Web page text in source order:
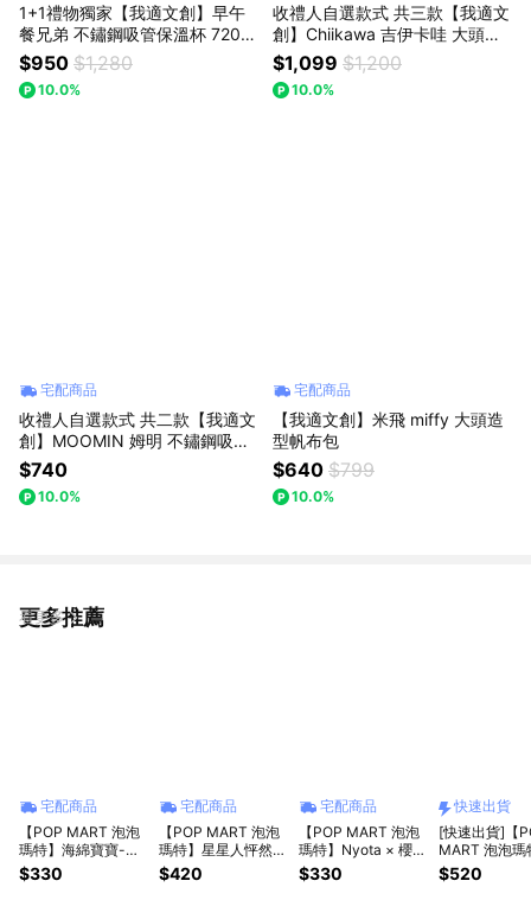
1+1禮物獨家【我適文創】早午
餐兄弟 不鏽鋼吸管保溫杯 720ml
+ 兩用飲料提袋
$950 $1,280
10.0%
收禮人自選款式 共三款【我適文
創】Chiikawa 吉伊卡哇 大頭寵
物床
$1,099 $1,200
10.0%
宅配商品
收禮人自選款式 共二款【我適文
創】MOOMIN 姆明 不鏽鋼吸管
杯
$740
10.0%
宅配商品
【我適文創】米飛 miffy 大頭造
型帆布包
$640 $799
10.0%
更多推薦
看更多
宅配商品
【POP MART 泡泡
瑪特】海綿寶寶-比
奇堡的居民們-搞怪
毛絨第二彈盲盒(1
$330
宅配商品
【POP MART 泡泡
瑪特】星星人怦然星
動系列-毛絨掛件盲
盒(1入)
$420
宅配商品
【POP MART 泡泡
瑪特】Nyota × 櫻桃
小丸子聯名系列盲盒
(1入)
$330
快速出貨
[快速出貨]【
MART 泡泡瑪
CRYBABY眼
系列-耳機包(
$520